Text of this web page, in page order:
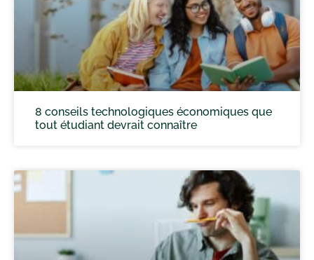
8 conseils technologiques économiques que
tout étudiant devrait connaître